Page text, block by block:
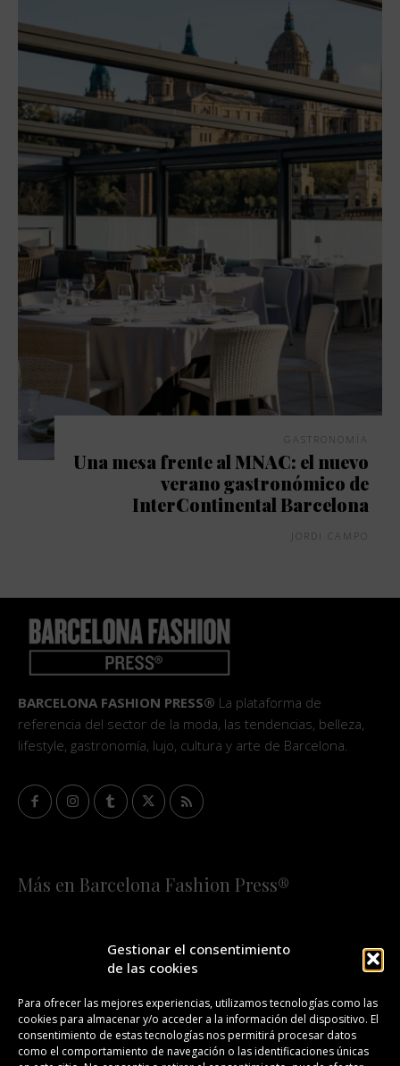
Gestionar el consentimiento
de las cookies
Para ofrecer las mejores experiencias, utilizamos tecnologías como las
cookies para almacenar y/o acceder a la información del dispositivo. El
consentimiento de estas tecnologías nos permitirá procesar datos
como el comportamiento de navegación o las identificaciones únicas
GASTRONOMÍA
Una mesa frente al MNAC: el nuevo
verano gastronómico de
InterContinental Barcelona
JORDI CAMPO
BARCELONA FASHION PRESS® La plataforma de
referencia del sector de la moda, las tendencias, belleza,
lifestyle, gastronomía, lujo, cultura y arte de Barcelona.
Más en Barcelona Fashion Press®
¡SUSCRÍBETE A NUESTRA FASHION NEWS!
CONTACTO REDACCIÓN PUBLICIDAD